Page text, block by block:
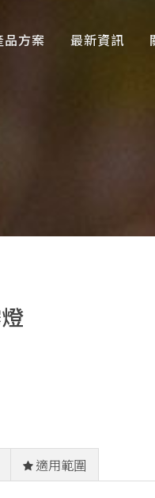
品方案 最新資訊
適用範圍